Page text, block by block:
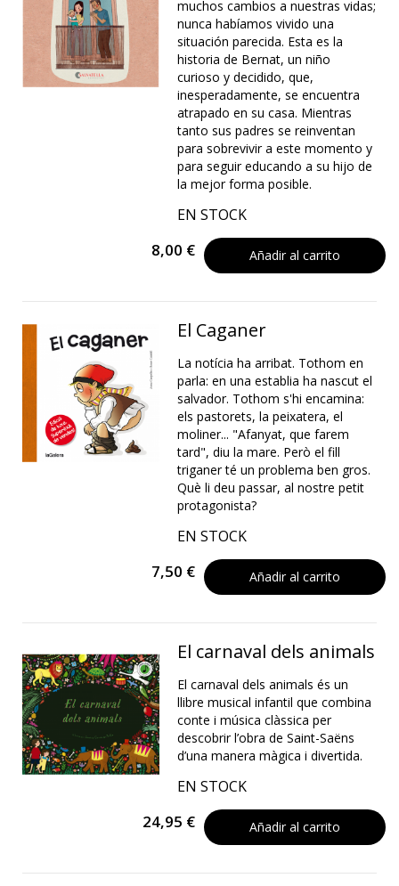
muchos cambios a nuestras vidas;
nunca habíamos vivido una
situación parecida. Esta es la
historia de Bernat, un niño
curioso y decidido, que,
inesperadamente, se encuentra
atrapado en su casa. Mientras
tanto sus padres se reinventan
para sobrevivir a este momento y
para seguir educando a su hijo de
la mejor forma posible.
EN STOCK
8,00 € Añadir al carrito
El Caganer
La notícia ha arribat. Tothom en
parla: en una establia ha nascut el
salvador. Tothom s'hi encamina:
els pastorets, la peixatera, el
moliner... "Afanyat, que farem
tard", diu la mare. Però el fill
triganer té un problema ben gros.
Què li deu passar, al nostre petit
protagonista?
EN STOCK
7,50 € Añadir al carrito
El carnaval dels animals
El carnaval dels animals és un
llibre musical infantil que combina
conte i música clàssica per
descobrir l’obra de Saint-Saëns
d’una manera màgica i divertida.
EN STOCK
24,95 € Añadir al carrito